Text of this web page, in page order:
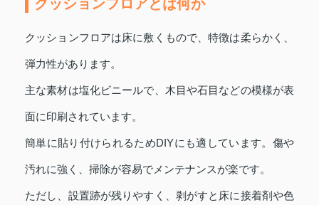
クッションフロアとは何か
クッションフロアは床に敷くもので、特徴は柔らかく、
弾力性があります。
主な素材は塩化ビニールで、木目や石目などの模様が表
面に印刷されています。
簡単に貼り付けられるためDIYにも適しています。傷や
汚れに強く、掃除が容易でメンテナンスが楽です。
ただし、設置跡が残りやすく、剥がすと床に接着剤や色